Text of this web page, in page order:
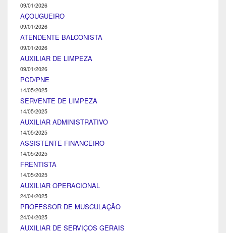
09/01/2026
AÇOUGUEIRO
09/01/2026
ATENDENTE BALCONISTA
09/01/2026
AUXILIAR DE LIMPEZA
09/01/2026
PCD/PNE
14/05/2025
SERVENTE DE LIMPEZA
14/05/2025
AUXILIAR ADMINISTRATIVO
14/05/2025
ASSISTENTE FINANCEIRO
14/05/2025
FRENTISTA
14/05/2025
AUXILIAR OPERACIONAL
24/04/2025
PROFESSOR DE MUSCULAÇÃO
24/04/2025
AUXILIAR DE SERVIÇOS GERAIS